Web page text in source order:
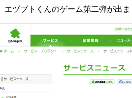
エヅプトくんのゲーム第二弾が出